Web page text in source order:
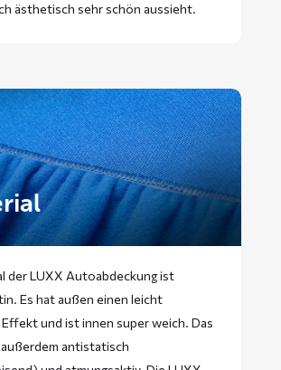
ästhetisch sehr schön aussieht.
der LUXX Autoabdeckung ist
Es hat außen einen leicht
und ist innen super weich. Das
antistatisch